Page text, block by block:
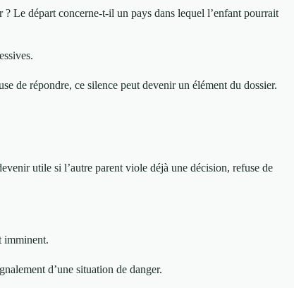
Le départ concerne-t-il un pays dans lequel l’enfant pourrait
de répondre, ce silence peut devenir un élément du dossier.
utile si l’autre parent viole déjà une décision, refuse de
imminent.
d’une situation de danger.